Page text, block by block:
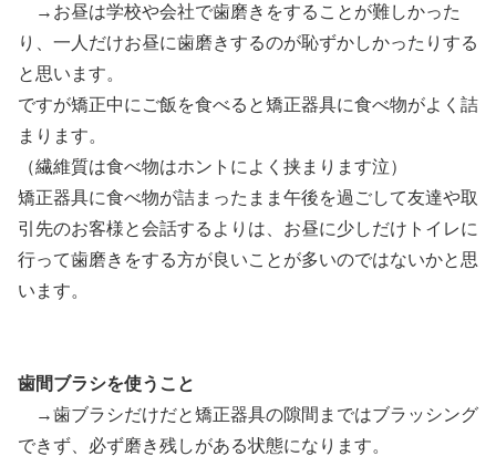
→お昼は学校や会社で歯磨きをすることが難しかった
り、一人だけお昼に歯磨きするのが恥ずかしかったりする
と思います。
ですが矯正中にご飯を食べると矯正器具に食べ物がよく詰
まります。
（繊維質は食べ物はホントによく挟まります泣）
矯正器具に食べ物が詰まったまま午後を過ごして友達や取
引先のお客様と会話するよりは、お昼に少しだけトイレに
行って歯磨きをする方が良いことが多いのではないかと思
います。
歯間ブラシを使うこと
→歯ブラシだけだと矯正器具の隙間まではブラッシング
できず、必ず磨き残しがある状態になります。